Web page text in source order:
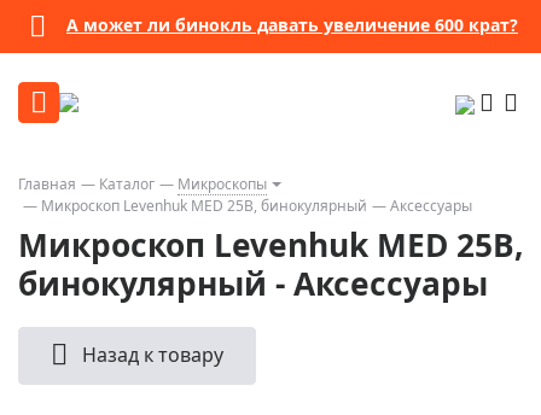
А может ли бинокль давать увеличение 600 крат?
Главная Каталог
Микроскопы
Микроскоп Levenhuk MED 25B, бинокулярный
Аксессуары
Микроскоп Levenhuk MED 25B,
бинокулярный - Аксессуары
Назад к товару